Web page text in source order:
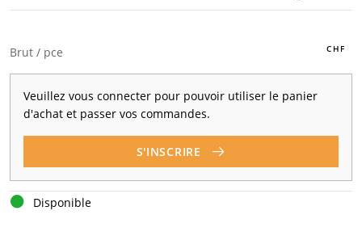
Brut / pce
Veuillez vous connecter pour pouvoir utiliser le panier
d'achat et passer vos commandes.
S'INSCRIRE
Disponible